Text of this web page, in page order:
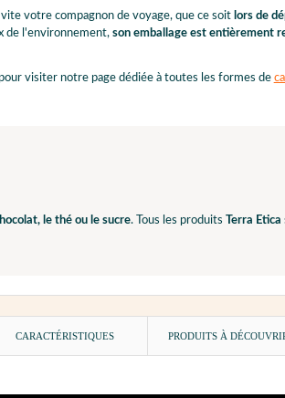
votre compagnon de voyage, que ce soitlors de
de l'environnement, son emballage est entièrement
visiter notre page dédiée à toutes les formes de
le thé ou le sucre. Tous les produits Terra Etica
CARACTÉRISTIQUES PRODUITS À